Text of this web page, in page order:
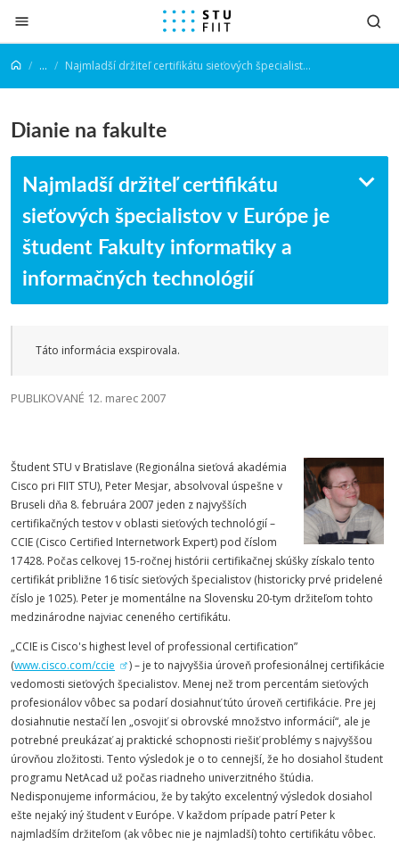
Prejsť na obsah
... Najmladší držiteľ certifikátu sieťových špecialistov v Európe je študent Fakulty informatiky a informačných technológií
Dianie na fakulte
Najmladší držiteľ certifikátu
sieťových špecialistov v Európe je
študent Fakulty informatiky a
informačných technológií
Táto informácia exspirovala.
PUBLIKOVANÉ 12. marec 2007
Študent STU v Bratislave (Regionálna sieťová akadémia
Cisco pri FIIT STU), Peter Mesjar, absolvoval úspešne v
Bruseli dňa 8. februára 2007 jeden z najvyšších
certifikačných testov v oblasti sieťových technológií –
CCIE (Cisco Certified Internetwork Expert) pod číslom
17428. Počas celkovej 15-ročnej histórii certifikačnej skúšky získalo tento
certifikát približne 16 tisíc sieťových špecialistov (historicky prvé pridelené
číslo je 1025). Peter je momentálne na Slovensku 20-tym držiteľom tohto
medzinárodne najviac ceneného certifikátu.
„CCIE is Cisco's highest level of professional certification”
(www.cisco.com/ccie
) – je to najvyššia úroveň profesionálnej certifikácie
vedomosti sieťových špecialistov. Menej než trom percentám sieťových
profesionálov vôbec sa podarí dosiahnuť túto úroveň certifikácie. Pre jej
dosiahnutie nestačí len „osvojiť si obrovské množstvo informácií“, ale je
potrebné preukázať aj praktické schopnosti riešiť problémy s najvyššou
úrovňou zložitosti. Tento výsledok je o to cennejší, že ho dosiahol študent
programu NetAcad už počas riadneho univerzitného štúdia.
Nedisponujeme informáciou, že by takýto excelentný výsledok dosiahol
ešte nejaký iný študent v Európe. V každom prípade patrí Peter k
najmladším držiteľom (ak vôbec nie je najmladší) tohto certifikátu vôbec.